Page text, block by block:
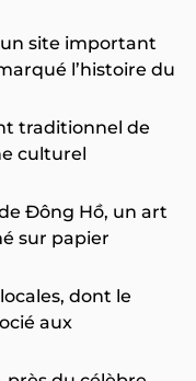
site important
l’histoire du
traditionnel de
culturel
Đông Hồ, un art
sur papier
dont le
aux